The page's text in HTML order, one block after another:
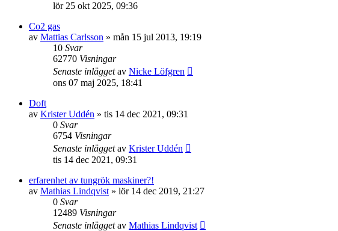
lör 25 okt 2025, 09:36
Co2 gas
av Mattias Carlsson » mån 15 jul 2013, 19:19
10 Svar
62770 Visningar
Senaste inläggetav Nicke Löfgren
ons 07 maj 2025, 18:41
Doft
av Krister Uddén » tis 14 dec 2021, 09:31
0 Svar
6754 Visningar
Senaste inläggetav Krister Uddén
tis 14 dec 2021, 09:31
erfarenhet av tungrök maskiner?!
av Mathias Lindqvist » lör 14 dec 2019, 21:27
0 Svar
12489 Visningar
Senaste inläggetav Mathias Lindqvist